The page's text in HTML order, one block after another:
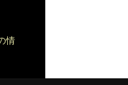
情